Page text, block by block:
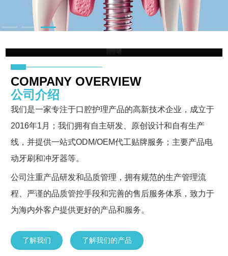
COMPANY OVERVIEW
公司介绍
我们是一家专注于口腔护理产品的高新技术企业，成立于
2016年1月；我们拥有自主研发、原创设计和自有生产
线，并提供一站式ODM/OEM代工贴牌服务；主要产品电
动牙刷和冲牙器等。
公司注重产品研发和品质管理，拥有规范的生产管理流
程、严谨的品质管控手段和完善的售后服务体系，致力于
为海内外客户提供更好的产品和服务。
了解我们 了解我们的产品